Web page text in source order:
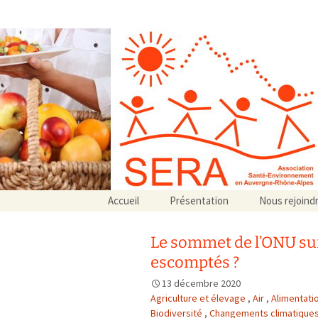
Aller
au
Accueil Présentation
Associations partenaires
Associations adhérentes
Nous
Le sommet de l’ONU
escomptés ?
13 décembre 2020
Agriculture et élevage , Air ,
Biodiversité , Changements climatiques